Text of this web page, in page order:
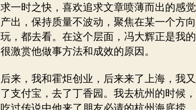
求一时之快，喜欢追求文章喷薄而出的感
产出，保持质量不波动，聚焦在某一个方
玩，都去看。在这个层面，冯大辉正是我
很激赏他做事方法和成效的原因。
后来，我和霍炬创业，后来来了上海，我
了支付宝，去了丁香园。我去杭州的时候